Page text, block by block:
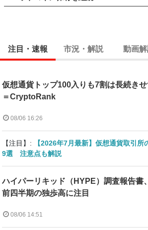
注目・速報 市況・解説 動画
仮想通貨トップ100入りも7割は長続き
＝CryptoRank
08/06 16:26
【注目】:
【2026年7月最新】仮想通貨取引
9選 注意点も解説
ハイパーリキッド（HYPE）調査報告書、
前四半期の独歩高に注目
08/06 14:51